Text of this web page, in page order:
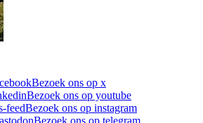
Bezoek ons op x
Bezoek ons op youtube
feedBezoek ons op instagram